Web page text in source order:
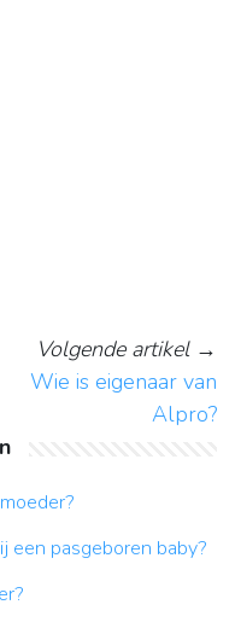
Volgende artikel→
Wie is eigenaar van
Alpro?
een pasgeboren baby?